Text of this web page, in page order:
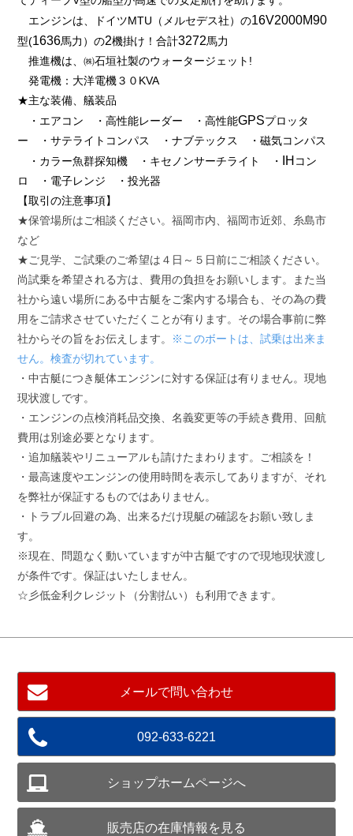
エンジンは、ドイツMTU（メルセデス社）の16V2000M90
型(1636馬力）の2機掛け！合計3272馬力
推進機は、㈱石垣社製のウォータージェット!
発電機：大洋電機３０KVA
★主な装備、艤装品
・エアコン ・高性能レーダー ・高性能GPSプロッタ
ー ・サテライトコンパス ・ナブテックス ・磁気コンパス
・カラー魚群探知機 ・キセノンサーチライト ・
IH コン
ロ ・電子レンジ ・投光器
【取引の注意事項】
★保管場所はご相談ください。福岡市内、福岡市近郊、糸島市
など
★ご見学、ご試乗のご希望は４日～５日前にご相談ください。
尚試乗を希望される方は、費用の負担をお願いします。また当
社から遠い場所にある中古艇をご案内する場合も、その為の費
用をご請求させていただくことが有ります。その場合事前に弊
社からその旨をお伝えします。
※このボートは、試乗は出来ま
せん。検査が切れています。
・中古艇につき艇体エンジンに対する保証は有りません。現地
現状渡しです。
・エンジンの点検消耗品交換、名義変更等の手続き費用、回航
費用は別途必要となります。
・追加艤装やリニューアルも請けたまわります。ご相談を！
・最高速度やエンジンの使用時間を表示してありますが、それ
を弊社が保証するものではありません。
・トラブル回避の為、出来るだけ現艇の確認をお願い致しま
す。
※現在、問題なく動いていますが中古艇ですので現地現状渡し
が条件です。保証はいたしません。
☆彡低金利クレジット（分割払い）も利用できます。
メールで問い合わせ
092-633-6221
ショップホームページへ
販売店の在庫情報を見る